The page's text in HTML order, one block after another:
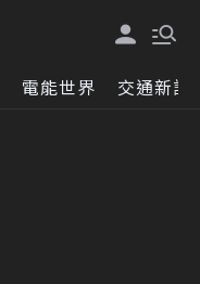
電能世界 交通新訊